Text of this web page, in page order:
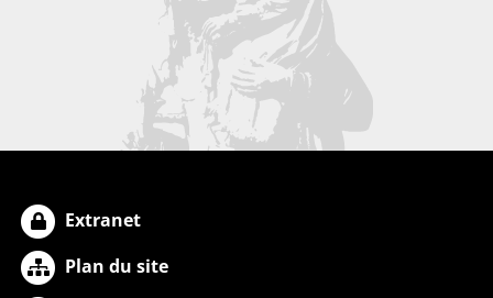
Extranet
Plan du site